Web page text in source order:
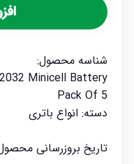
شناسه محصول:
Minicell Battery
Pack Of 5
دسته: انواع باتری
تاریخ بروزرسانی